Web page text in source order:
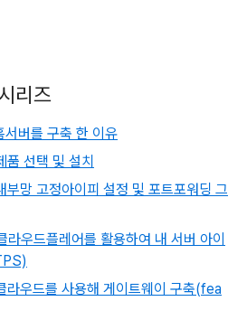
리즈
버를 구축 한 이유
품 선택 및 설치
망 고정아이피 설정 및 포트포워딩 그
우드플레어를 활용하여 내 서버 아이
라우드를 사용해 게이트웨이 구축(fea